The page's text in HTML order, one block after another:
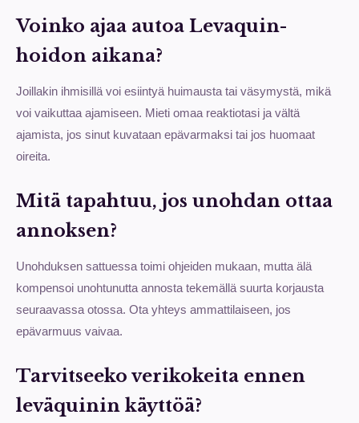
Voinko ajaa autoa Levaquin-
hoidon aikana?
Joillakin ihmisillä voi esiintyä huimausta tai väsymystä, mikä
voi vaikuttaa ajamiseen. Mieti omaa reaktiotasi ja vältä
ajamista, jos sinut kuvataan epävarmaksi tai jos huomaat
oireita.
Mitä tapahtuu, jos unohdan ottaa
annoksen?
Unohduksen sattuessa toimi ohjeiden mukaan, mutta älä
kompensoi unohtunutta annosta tekemällä suurta korjausta
seuraavassa otossa. Ota yhteys ammattilaiseen, jos
epävarmuus vaivaa.
Tarvitseeko verikokeita ennen
leväquinin käyttöä?